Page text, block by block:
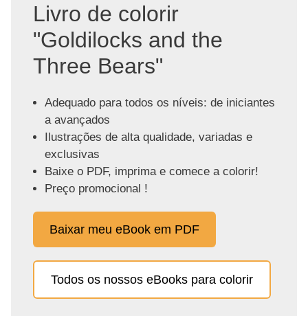
Livro de colorir
"Goldilocks and the
Three Bears"
Adequado para todos os níveis: de iniciantes
a avançados
Ilustrações de alta qualidade, variadas e
exclusivas
Baixe o PDF, imprima e comece a colorir!
Preço promocional !
Baixar meu eBook em PDF
Todos os nossos eBooks para colorir